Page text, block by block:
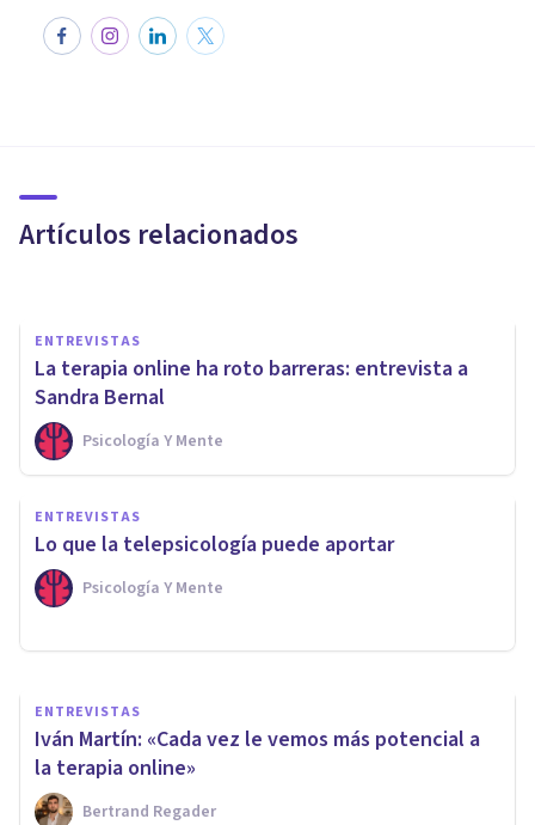
Artículos relacionados
pacientes
ENTREVISTAS
La terapia online ha roto barreras: entrevista a
Sandra Bernal
Psicología Y Mente
ENTREVISTAS
Lo que la telepsicología puede aportar
Psicología Y Mente
ENTREVISTAS
Cande Díaz: «Muchos
pacientes ven más fácil
expresarse por terapia online»
ENTREVISTAS
Iván Martín: «Cada vez le vemos más potencial a
la terapia online»
Bertrand Regader